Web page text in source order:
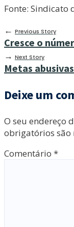
Fonte: Sindicato
← Previous Story
Cresce o
→ Next Story
Metas
Deixe um
O seu endereço
obrigatórios são
Comentário *